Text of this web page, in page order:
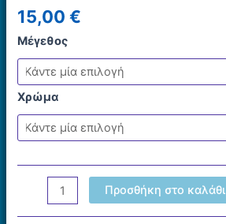
15,00€
Μέγεθος
Χρώμα
Γυναικεία
κάλτσα
Προσθήκη στο καλάθι